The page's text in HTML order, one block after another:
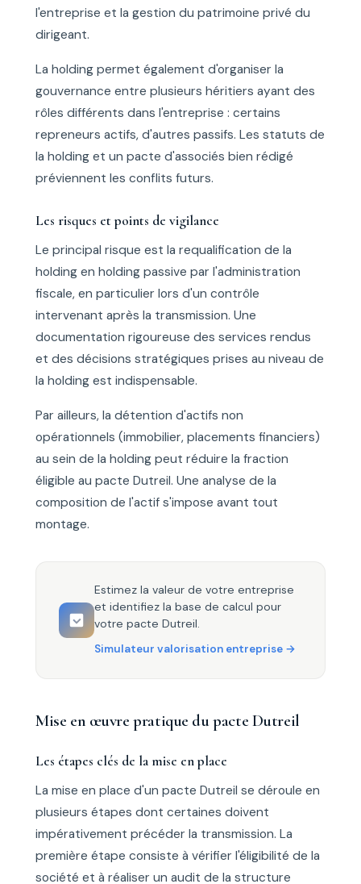
l'entreprise et la gestion du patrimoine privé du
dirigeant.
La holding permet également d'organiser la
gouvernance entre plusieurs héritiers ayant des
rôles différents dans l'entreprise : certains
repreneurs actifs, d'autres passifs. Les statuts de
la holding et un pacte d'associés bien rédigé
préviennent les conflits futurs.
Les risques et points de vigilance
Le principal risque est la requalification de la
holding en holding passive par l'administration
fiscale, en particulier lors d'un contrôle
intervenant après la transmission. Une
documentation rigoureuse des services rendus
et des décisions stratégiques prises au niveau de
la holding est indispensable.
Par ailleurs, la détention d'actifs non
opérationnels (immobilier, placements financiers)
au sein de la holding peut réduire la fraction
éligible au pacte Dutreil. Une analyse de la
composition de l'actif s'impose avant tout
montage.
Estimez la valeur de votre entreprise
et identifiez la base de calcul pour
votre pacte Dutreil.
Simulateur valorisation entreprise
Mise en œuvre pratique du pacte Dutreil
Les étapes clés de la mise en place
La mise en place d'un pacte Dutreil se déroule en
plusieurs étapes dont certaines doivent
impérativement précéder la transmission. La
première étape consiste à vérifier l'éligibilité de la
société et à réaliser un audit de la structure